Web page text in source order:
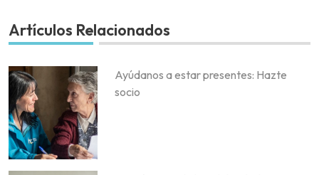
Artículos Relacionados
Ayúdanos a estar presentes: Hazte
socio